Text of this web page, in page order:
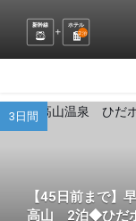
新幹線
ホテル
2泊
3日間
【45日前まで】
高山 2泊◆ひだ